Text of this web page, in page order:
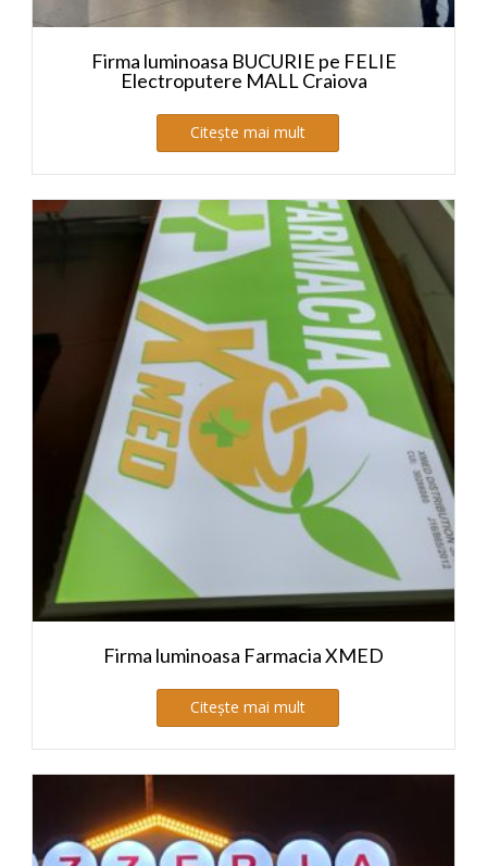
Firma luminoasa BUCURIE pe FELIE
Electroputere MALL Craiova
Citește mai mult
Firma luminoasa Farmacia XMED
Citește mai mult